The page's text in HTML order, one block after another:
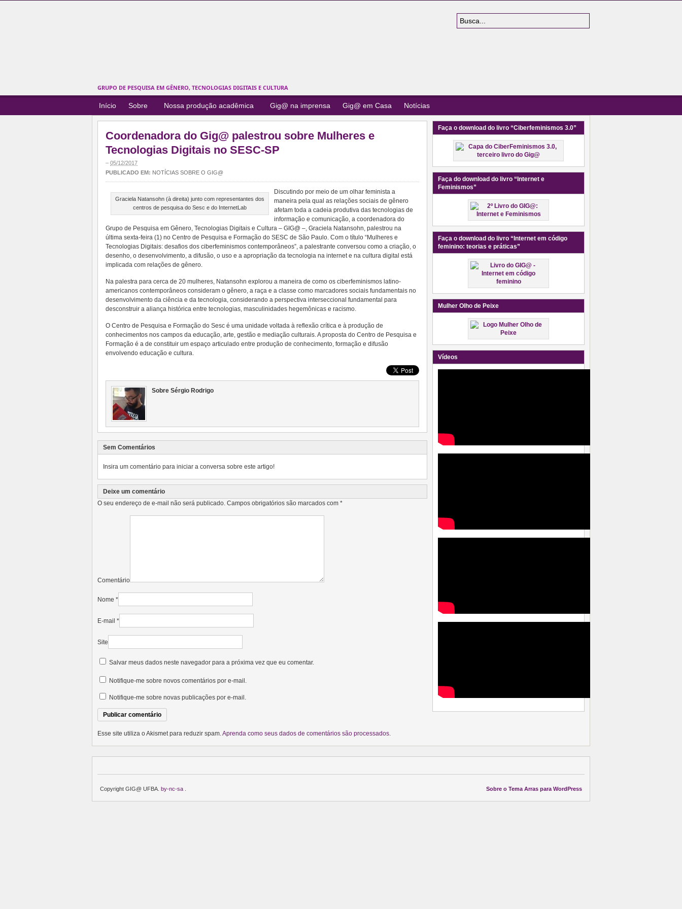
GRUPO DE PESQUISA EM GÊNERO, TECNOLOGIAS DIGITAIS E CULTURA
Início Sobre Nossa produção acadêmica Gig@ na imprensa Gig@ em Casa Notícias
Coordenadora do Gig@ palestrou sobre Mulheres e
Tecnologias Digitais no SESC-SP
– 05/12/2017
PUBLICADO EM: NOTÍCIAS SOBRE O GIG@
Graciela Natansohn (à direita) junto com representantes dos
centros de pesquisa do Sesc e do InternetLab
Discutindo por meio de um olhar feminista a
maneira pela qual as relações sociais de gênero
afetam toda a cadeia produtiva das tecnologias de
informação e comunicação, a coordenadora do
Grupo de Pesquisa em Gênero, Tecnologias Digitais e Cultura – GIG@ –, Graciela Natansohn, palestrou na
última sexta-feira (1) no Centro de Pesquisa e Formação do SESC de São Paulo. Com o título “Mulheres e
Tecnologias Digitais: desafios dos ciberfeminismos contemporâneos”, a palestrante conversou como a criação, o
desenho, o desenvolvimento, a difusão, o uso e a apropriação da tecnologia na internet e na cultura digital está
implicada com relações de gênero.
Na palestra para cerca de 20 mulheres, Natansohn explorou a maneira de como os ciberfeminismos latino-
americanos contemporâneos consideram o gênero, a raça e a classe como marcadores sociais fundamentais no
desenvolvimento da ciência e da tecnologia, considerando a perspectiva interseccional fundamental para
desconstruir a aliança histórica entre tecnologias, masculinidades hegemônicas e racismo.
O Centro de Pesquisa e Formação do Sesc é uma unidade voltada à reflexão crítica e à produção de
conhecimentos nos campos da educação, arte, gestão e mediação culturais. A proposta do Centro de Pesquisa e
Formação é a de constituir um espaço articulado entre produção de conhecimento, formação e difusão
envolvendo educação e cultura.
Sobre Sérgio Rodrigo
Sem Comentários
Insira um comentário para iniciar a conversa sobre este artigo!
Deixe um comentário
O seu endereço de e-mail não será publicado. Campos obrigatórios são marcados com *
Comentário
Nome *
E-mail *
Site
Salvar meus dados neste navegador para a próxima vez que eu comentar.
Notifique-me sobre novos comentários por e-mail.
Notifique-me sobre novas publicações por e-mail.
Esse site utiliza o Akismet para reduzir spam.Aprenda como seus dados de comentários são processados.
Faça o download do livro “Ciberfeminismos 3.0”
Faça do download do livro “Internet e
Feminismos”
Faça o download do livro “Internet em código
feminino: teorias e práticas”
Mulher Olho de Peixe
Vídeos
Sobre o Tema Arras para WordPress
Copyright GIG@ UFBA. by-nc-sa